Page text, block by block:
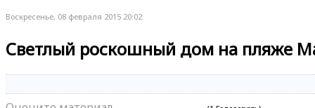
Воскресенье, 08 февраля 2015 20:02
Светлый роскошный дом на пляже